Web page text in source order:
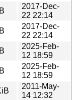
2017-Dec-
22 22:14
2017-Dec-
22 22:14
2025-Feb-
12 18:59
2025-Feb-
12 18:59
2011-May-
14 12:32